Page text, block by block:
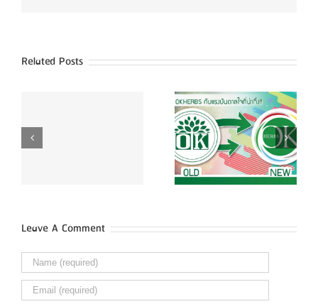
Related Posts
อยากมีแบรนด์อาหาร
เสริม ต้องเริ่มยังไง ฟัง
ทางนี้!!
Leave A Comment